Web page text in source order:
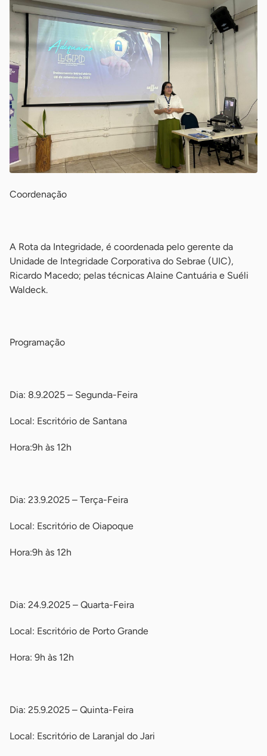
Coordenação
A Rota da Integridade, é coordenada pelo gerente da
Unidade de Integridade Corporativa do Sebrae (UIC),
Ricardo Macedo; pelas técnicas Alaine Cantuária e Suéli
Waldeck.
Programação
Dia: 8.9.2025 – Segunda-Feira
Local: Escritório de Santana
Hora:9h às 12h
Dia: 23.9.2025 – Terça-Feira
Local: Escritório de Oiapoque
Hora:9h às 12h
Dia: 24.9.2025 – Quarta-Feira
Local: Escritório de Porto Grande
Hora: 9h às 12h
Dia: 25.9.2025 – Quinta-Feira
Local: Escritório de Laranjal do Jari